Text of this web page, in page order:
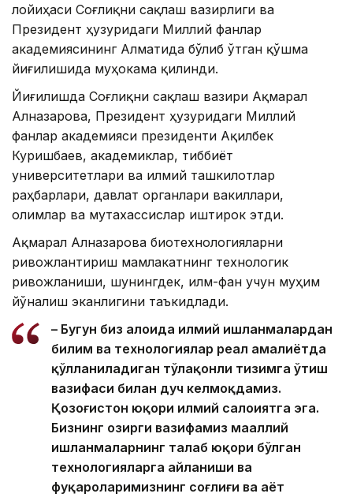
лойиҳаси Соғлиқни сақлаш вазирлиги ва
Президент ҳузуридаги Миллий фанлар
академиясининг Алматида бўлиб ўтган қўшма
йиғилишида муҳокама қилинди.
Йиғилишда Соғлиқни сақлаш вазири Ақмарал
Алназарова, Президент ҳузуридаги Миллий
фанлар академияси президенти Ақилбек
Куришбаев, академиклар, тиббиёт
университетлари ва илмий ташкилотлар
раҳбарлари, давлат органлари вакиллари,
олимлар ва мутахассислар иштирок этди.
Ақмарал Алназарова биотехнологияларни
ривожлантириш мамлакатнинг технологик
ривожланиши, шунингдек, илм-фан учун муҳим
йўналиш эканлигини таъкидлади.
– Бугун биз алоҳида илмий ишланмалардан
билим ва технологиялар реал амалиётда
қўлланиладиган тўлақонли тизимга ўтиш
вазифаси билан дуч келмоқдамиз.
Қозоғистон юқори илмий салоҳиятга эга.
Бизнинг ҳозирги вазифамиз маҳаллий
ишланмаларнинг талаб юқори бўлган
технологияларга айланиши ва
фуқароларимизнинг соғлиғи ва ҳаёт